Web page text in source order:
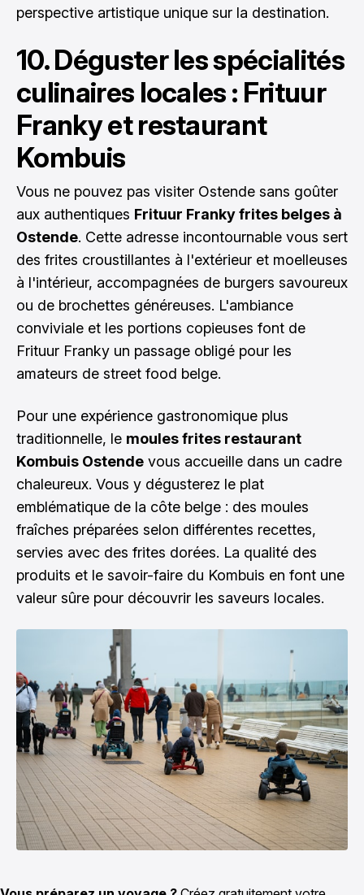
perspective artistique unique sur la destination.
10. Déguster les spécialités
culinaires locales : Frituur
Franky et restaurant
Kombuis
Vous ne pouvez pas visiter Ostende sans goûter
aux authentiques Frituur Franky frites belges à
Ostende. Cette adresse incontournable vous sert
des frites croustillantes à l'extérieur et moelleuses
à l'intérieur, accompagnées de burgers savoureux
ou de brochettes généreuses. L'ambiance
conviviale et les portions copieuses font de
Frituur Franky un passage obligé pour les
amateurs de street food belge.
Pour une expérience gastronomique plus
traditionnelle, le moules frites restaurant
Kombuis Ostende vous accueille dans un cadre
chaleureux. Vous y dégusterez le plat
emblématique de la côte belge : des moules
fraîches préparées selon différentes recettes,
servies avec des frites dorées. La qualité des
produits et le savoir-faire du Kombuis en font une
valeur sûre pour découvrir les saveurs locales.